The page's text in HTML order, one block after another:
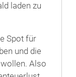
laden zu
Spot für
und die
Also